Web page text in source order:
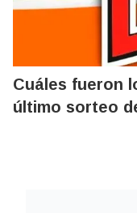
Cuáles fueron
último sorteo